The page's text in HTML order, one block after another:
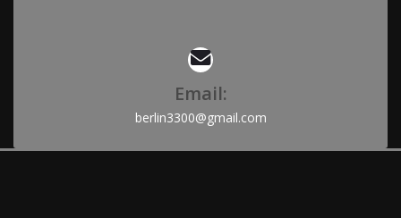
Email:
berlin3300@gmail.com